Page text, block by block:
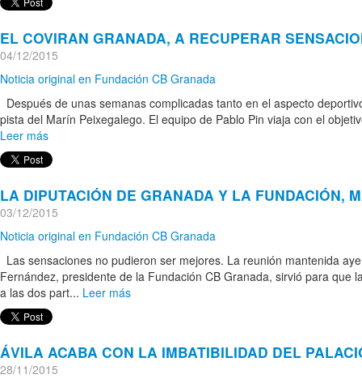
EL COVIRAN GRANADA, A RECUPERAR
04/12/2015
Noticia original en Fundación CB Granada
Después de unas semanas complicadas tanto en el aspecto
pista del Marín Peixegalego. El equipo de Pablo Pin viaja con el
Leer más
LA DIPUTACIÓN DE GRANADA Y LA FUNDACIÓN,
03/12/2015
Noticia original en Fundación CB Granada
Las sensaciones no pudieron ser mejores. La reunión mantenida
Fernández, presidente de la Fundación CB Granada, sirvió para
a las dos part... Leer más
ÁVILA ACABA CON LA IMBATIBILIDAD DEL
28/11/2015